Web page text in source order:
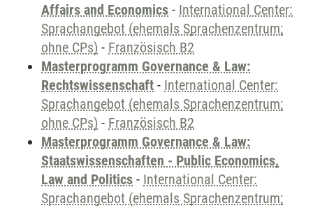
Affairs and Economics - International Center:
Sprachangebot (ehemals Sprachenzentrum;
ohne CPs) - Französisch B2
Masterprogramm Governance & Law:
Rechtswissenschaft - International Center:
Sprachangebot (ehemals Sprachenzentrum;
ohne CPs) - Französisch B2
Masterprogramm Governance & Law:
Staatswissenschaften - Public Economics,
Law and Politics - International Center:
Sprachangebot (ehemals Sprachenzentrum;